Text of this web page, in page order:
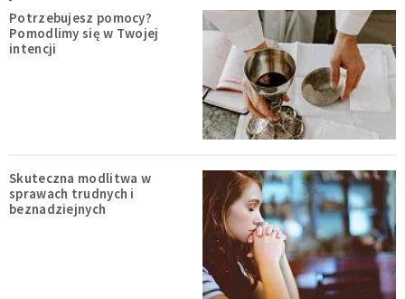
Potrzebujesz pomocy?
Pomodlimy się w Twojej
intencji
Skuteczna modlitwa w
sprawach trudnych i
beznadziejnych